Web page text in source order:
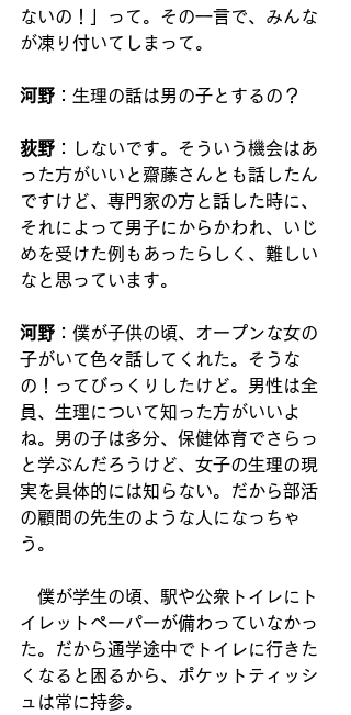
ないの！」って。その一言で、みんな
が凍り付いてしまって。
河野 ：生理の話は男の子とするの？
荻野 ：しないです。そういう機会はあ
った方がいいと齋藤さんとも話したん
ですけど、専門家の方と話した時に、
それによって男子にからかわれ、いじ
めを受けた例もあったらしく、難しい
なと思っています。
河野 ：僕が子供の頃、オープンな女の
子がいて色々話してくれた。そうな
の！ってびっくりしたけど。男性は全
員、生理について知った方がいいよ
ね。男の子は多分、保健体育でさらっ
と学ぶんだろうけど、女子の生理の現
実を具体的には知らない。だから部活
の顧問の先生のような人になっちゃ
う。
僕が学生の頃、駅や公衆トイレにト
イレットペーパーが備わっていなかっ
た。だから通学途中でトイレに行きた
くなると困るから、ポケットティッシ
ュは常に持参。